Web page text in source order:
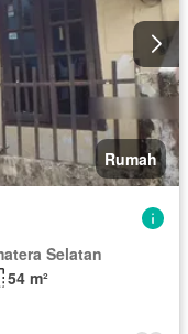
Rumah
Selatan
54 m²